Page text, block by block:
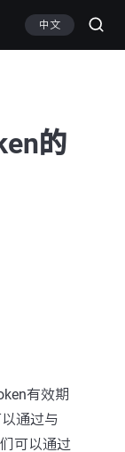
中文
的
有效期
通过与
可以通过